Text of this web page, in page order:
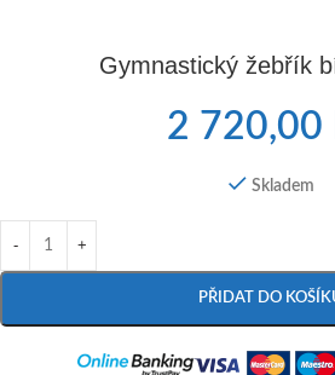
Gymnastický žebřík
2 720,00
Skladem
PŘIDAT DO